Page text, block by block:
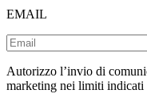
EMAIL
Autorizzo l’invio di
marketing nei limiti indicati